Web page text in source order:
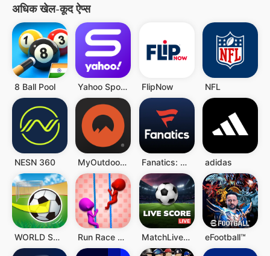
अधिक खेल-कूद ऐप्स
8 Ball Pool Yahoo Sports: Scores & News FlipNow NFL
NESN 360 MyOutdoorTV: Hunt, Fish, Shoot Fanatics: Shop NFL, NBA & More adidas
WORLD SOCCER SHOOTOUT 3D Run Race 3D MatchLive: Football Live Score eFootball™